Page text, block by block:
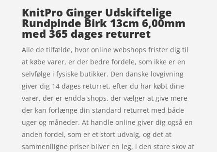
KnitPro Ginger Udskiftelige
Rundpinde Birk 13cm 6,00mm
med 365 dages returret
Alle de tilfælde, hvor online webshops frister dig til
at købe varer, er der bedre fordele, som ikke er en
selvfølge i fysiske butikker. Den danske lovgivning
giver dig 14 dages returret. efter du har købt dine
varer, der er endda shops, der vælger at give mere
der kan forlænge din standard returret med både
uger og måneder. At handle online giver dig også en
anden fordel, som er et stort udvalg, og det at
sammenlligne priser bliver en leg, i den store skov af